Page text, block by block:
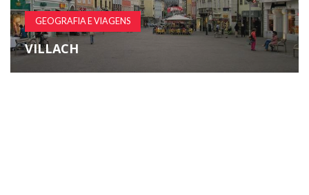
GEOGRAFIA E VIAGENS
VILLACH